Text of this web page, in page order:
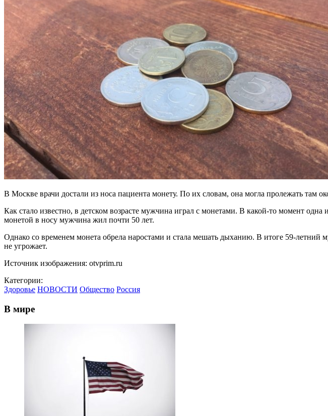
В Москве врачи достали из носа пациента монету. По их словам, она могла пролежать там
Как стало известно, в детском возрасте мужчина играл с монетами. В какой-то момент
монетой в носу мужчина жил почти 50 лет.
Однако со временем монета обрела наростами и стала мешать дыханию. В итоге 59-
не угрожает.
Источник изображения: otvprim.ru
Категории:
Здоровье НОВОСТИ Общество Россия
В мире